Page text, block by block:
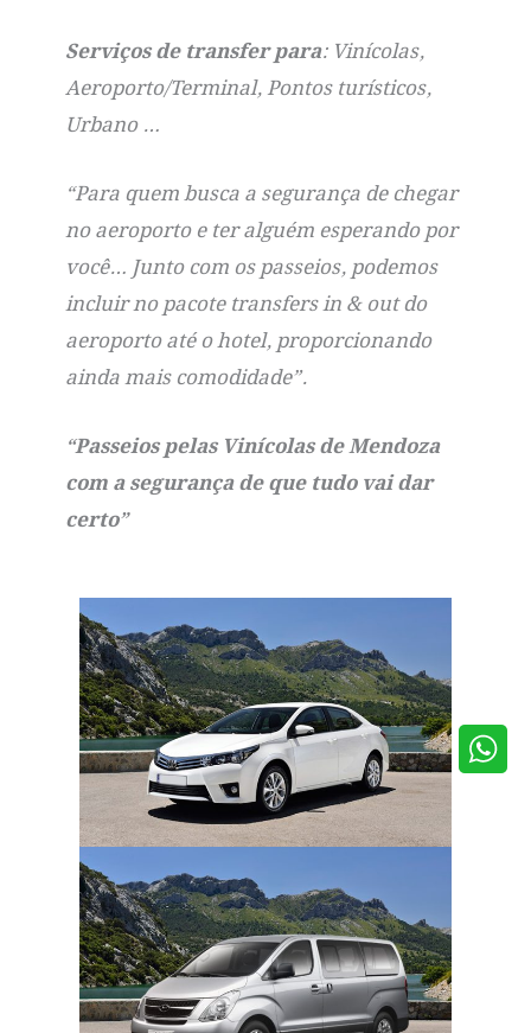
Serviços de transfer para: Vinícolas,
Aeroporto/Terminal, Pontos turísticos,
Urbano …
“Para quem busca a segurança de chegar
no aeroporto e ter alguém esperando por
você… Junto com os passeios, podemos
incluir no pacote transfers in & out do
aeroporto até o hotel, proporcionando
ainda mais comodidade”.
“Passeios pelas Vinícolas de Mendoza
com a segurança de que tudo vai dar
certo”